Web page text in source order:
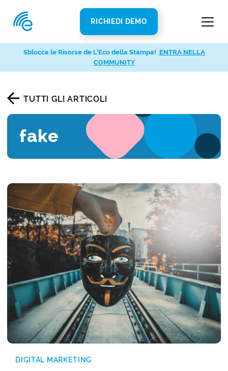
RICHIEDI DEMO
TUTTI GLI ARTICOLI
fake
DIGITAL MARKETING
Sblocca le Risorse de L’Eco della Stampa! ENTRA NELLA
COMMUNITY